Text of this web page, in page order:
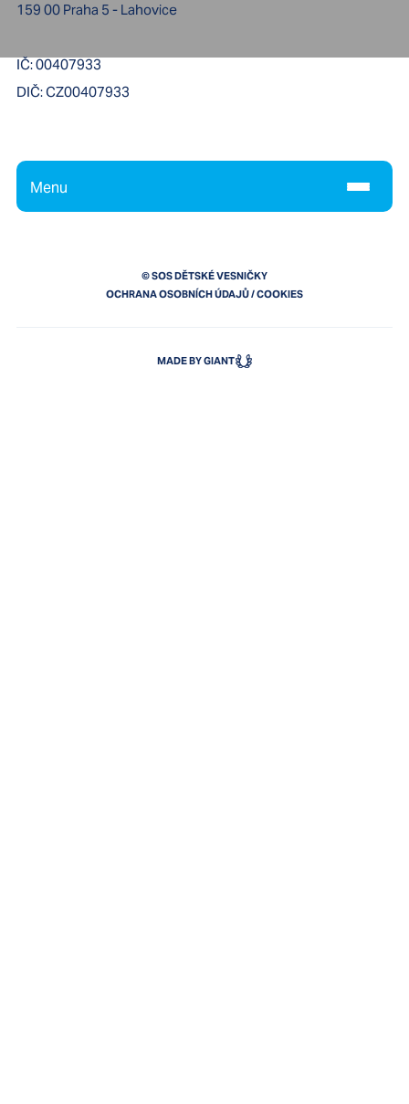
159 00 Praha 5 - Lahovice
IČ:00407933
DIČ:CZ00407933
Menu
© SOS DĚTSKÉ VESNIČKY
OCHRANA OSOBNÍCH ÚDAJŮ/COOKIES
MADE BY GIANT